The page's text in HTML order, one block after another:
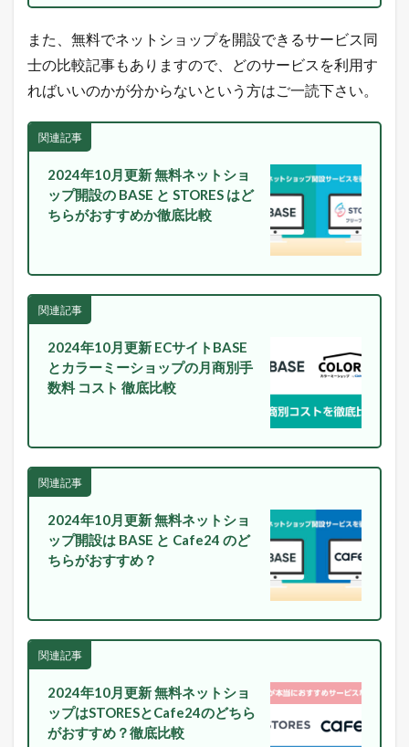
また、無料でネットショップを開設できるサービス同
士の比較記事もありますので、どのサービスを利用す
ればいいのかが分からないという方はご一読下さい。
関連記事
2024年10月更新 無料ネットショ
ップ開設の BASE と STORES はど
ちらがおすすめか徹底比較
関連記事
2024年10月更新 ECサイトBASE
とカラーミーショップの月商別手
数料 コスト 徹底比較
関連記事
2024年10月更新 無料ネットショ
ップ開設は BASE と Cafe24 のど
ちらがおすすめ？
関連記事
2024年10月更新 無料ネットショ
ップはSTORESとCafe24のどちら
がおすすめ？徹底比較